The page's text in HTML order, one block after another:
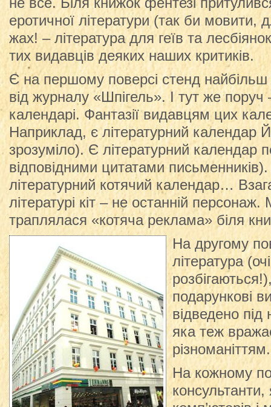
еротичної літератури (так би мовити,
жах! – література для геїв та
тих видавців деяких наших критиків.
Є на першому поверсі стенд найбільш
від журналу «Шпігель». І тут же поруч
календарі. Фантазії видавцям цих
Наприклад, є літературний календар
зрозуміло). Є літературний календар
відповідними цитатами
літературний котячий календар…
літературі кіт – не останній персонаж.
траплялася «котяча реклама» біля
На другому
література
подарункові
відведено під
яка теж
різноманіттям.
На кожному
консультанти,